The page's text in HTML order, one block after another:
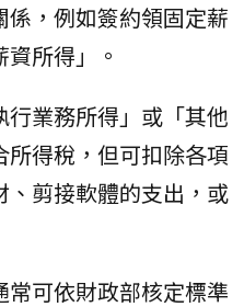
，例如簽約領固定薪
所得」。
業務所得」或「其他
得稅，但可扣除各項
剪接軟體的支出，或
可依財政部核定標準